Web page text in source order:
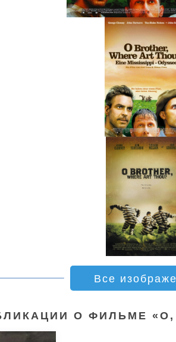
Все
О ФИЛЬМЕ